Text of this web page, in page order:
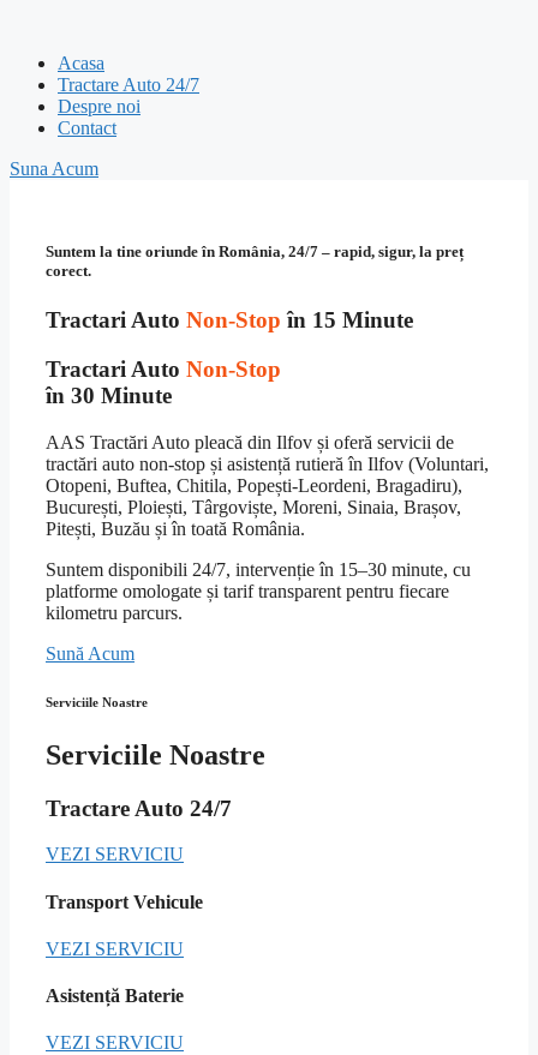
Acasa
Tractare Auto 24/7
Despre noi
Contact
Suna Acum
Suntem la tine oriunde în România, 24/7 – rapid, sigur, la preț
corect.
Tractari Auto Non-Stop în 15 Minute
Tractari Auto Non-Stop
în 30 Minute
AAS Tractări Auto pleacă din Ilfov și oferă servicii de
tractări auto non-stop și asistență rutieră în Ilfov (Voluntari,
Otopeni, Buftea, Chitila, Popești-Leordeni, Bragadiru),
București, Ploiești, Târgoviște, Moreni, Sinaia, Brașov,
Pitești, Buzău și în toată România.
Suntem disponibili 24/7, intervenție în 15–30 minute, cu
platforme omologate și tarif transparent pentru fiecare
kilometru parcurs.
Sună Acum
Serviciile Noastre
Serviciile Noastre
Tractare Auto 24/7
VEZI SERVICIU
Transport Vehicule
VEZI SERVICIU
Asistență Baterie
VEZI SERVICIU